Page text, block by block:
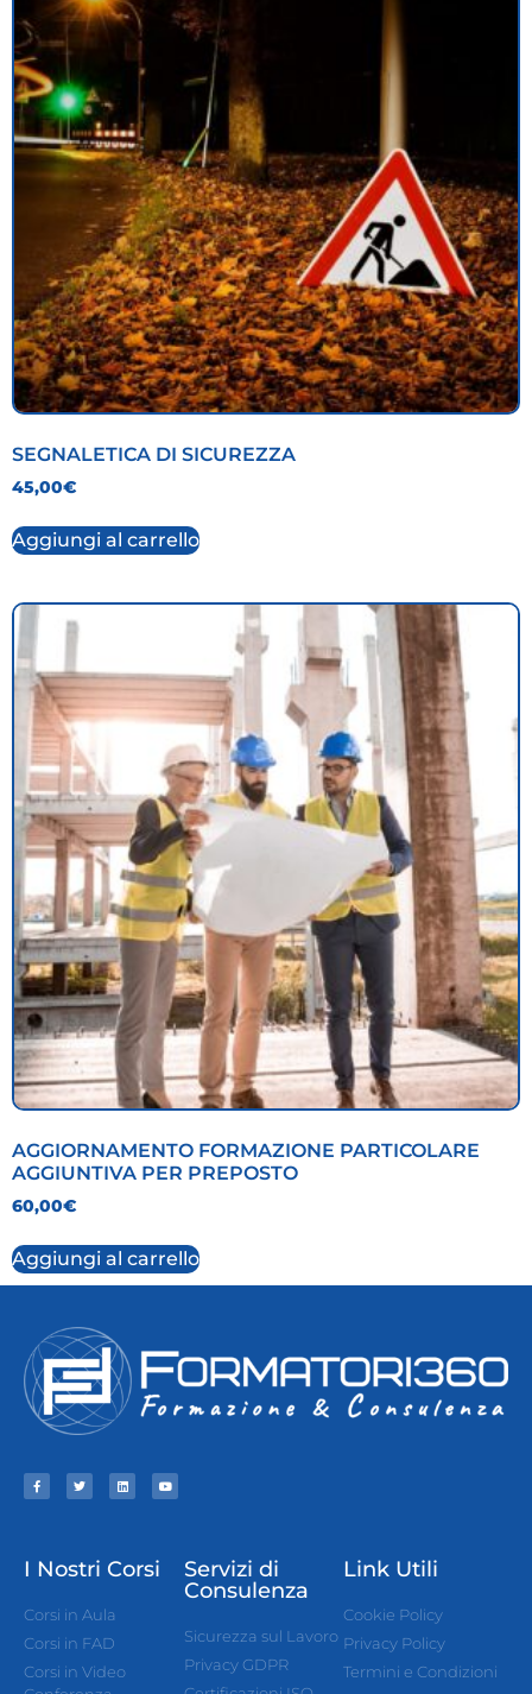
SEGNALETICA DI SICUREZZA
45,00€
Aggiungi al carrello
AGGIORNAMENTO FORMAZIONE PARTICOLARE
AGGIUNTIVA PER PREPOSTO
60,00€
Aggiungi al carrello
I Nostri Corsi
Corsi in Aula
Corsi in FAD
Corsi in Video
Servizi di
Consulenza
Sicurezza sul Lavoro
Privacy GDPR
Link Utili
Cookie Policy
Privacy Policy
Termini e Condizioni